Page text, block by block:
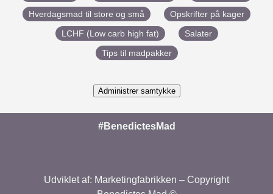
Hverdagsmad til store og små
Opskrifter på kager
LCHF (Low carb high fat)
Salater
Tips til madpakker
Administrer samtykke
#BenedictesMad
Udviklet af: Marketingfabrikken – Copyright